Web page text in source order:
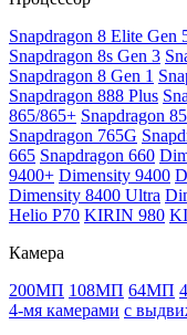
Snapdragon 8 Elite Gen
Snapdragon 8s Gen 3
Snapdragon 8 Gen 1
Snapdragon 888 Plus
865/865+ Snapdragon
Snapdragon 765G
665 Snapdragon 660
9400+ Dimensity 9400
Dimensity 8400 Ultra
Helio P70 KIRIN 980
Камера
200МП 108МП 64МП
4-мя камерами с